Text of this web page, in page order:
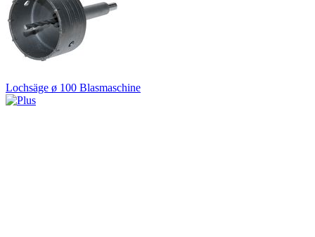
Lochsäge ø 100 Blasmaschine